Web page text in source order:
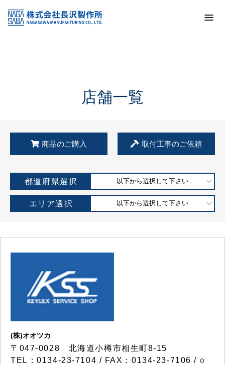
KSS加盟店・取扱店情報
店舗一覧
店舗一覧
商品のご購入 取付工事のご依頼
都道府県選択 以下から選択して下さい
エリア選択 以下から選択して下さい
(株)オオツカ
〒047-0028 北海道小樽市相生町8-15
TEL：0134-23-7104 / FAX：0134-23-7106 / o